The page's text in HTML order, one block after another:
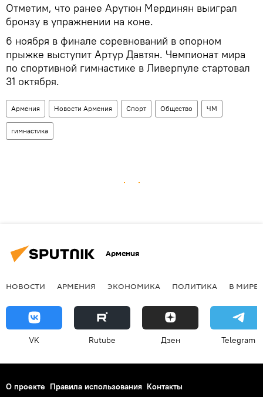
Отметим, что ранее Арутюн Мердинян выиграл
бронзу в упражнении на коне.
6 ноября в финале соревнований в опорном
прыжке выступит Артур Давтян. Чемпионат мира
по спортивной гимнастике в Ливерпуле стартовал
31 октября.
Армения Новости Армения Спорт Общество ЧМ
гимнастика
Армения
НОВОСТИ АРМЕНИЯ ЭКОНОМИКА ПОЛИТИКА В МИРЕ
VK Rutube Дзен Telegram
О проекте Правила использования Контакты